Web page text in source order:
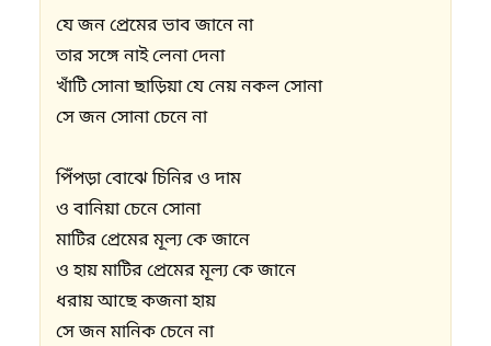
যে জন প্রেমের ভাব জানে না
তার সঙ্গে নাই লেনা দেনা
খাঁটি সোনা ছাড়িয়া যে নেয় নকল সোনা
সে জন সোনা চেনে না
পিঁপড়া বোঝে চিনির ও দাম
ও বানিয়া চেনে সোনা
মাটির প্রেমের মূল্য কে জানে
ও হায় মাটির প্রেমের মূল্য কে জানে
ধরায় আছে কজনা হায়
সে জন মানিক চেনে না